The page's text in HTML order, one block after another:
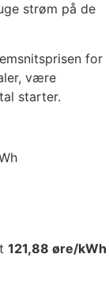
strøm på de
for
være
starter.
121,88 øre/kWh